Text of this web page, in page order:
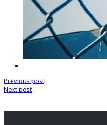
Previous post
Next post